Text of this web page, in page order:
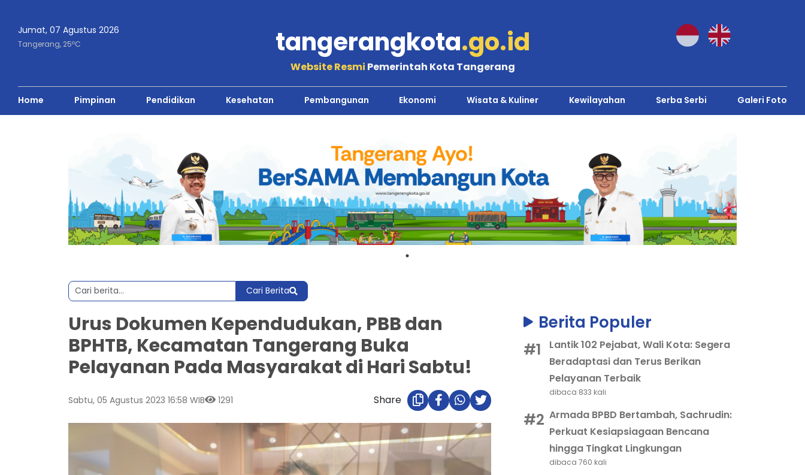
Jumat, 07 Agustus 2026
Tangerang, 25oC tangerangkota.go.id
Website Resmi Pemerintah Kota Tangerang
Home Pimpinan Pendidikan Kesehatan Pembangunan Ekonomi Wisata & Kuliner Kewilayahan Serba Serbi Galeri Foto
Cari Berita
Urus Dokumen Kependudukan, PBB dan
BPHTB, Kecamatan Tangerang Buka
Pelayanan Pada Masyarakat di Hari Sabtu!
Sabtu, 05 Agustus 2023 16:58 WIB 1291 Share
Berita Populer
#1
Lantik 102 Pejabat, Wali Kota: Segera
Beradaptasi dan Terus Berikan
Pelayanan Terbaik
dibaca 833 kali
#2 Armada BPBD Bertambah, Sachrudin:
Perkuat Kesiapsiagaan Bencana
hingga Tingkat Lingkungan
dibaca 760 kali